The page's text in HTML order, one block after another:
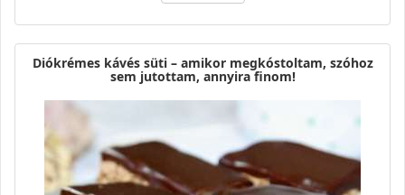
Diókrémes kávés süti – amikor megkóstoltam, szóhoz
sem jutottam, annyira finom!